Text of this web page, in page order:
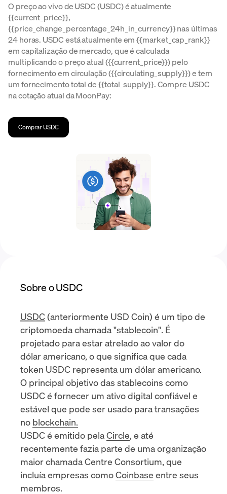
O preço ao vivo de USDC (USDC) é atualmente
{{current_price}},
{{price_change_percentage_24h_in_currency}} nas últimas
24 horas. USDC está atualmente em {{market_cap_rank}}
em capitalização de mercado, que é calculada
multiplicando o preço atual ({{current_price}}) pelo
fornecimento em circulação ({{circulating_supply}}) e tem
um fornecimento total de {{total_supply}}. Compre USDC
na cotação atual da MoonPay:
Comprar USDC
Sobre o USDC
USDC(anteriormente USD Coin) é um tipo de
criptomoeda chamada "stablecoin". É
projetado para estar atrelado ao valor do
dólar americano, o que significa que cada
token USDC representa um dólar americano.
O principal objetivo das stablecoins como
USDC é fornecer um ativo digital confiável e
estável que pode ser usado para transações
no blockchain.
USDC é emitido pelaCircle, e até
recentemente fazia parte de uma organização
maior chamada Centre Consortium, que
incluía empresas comoCoinbase entre seus
membros.